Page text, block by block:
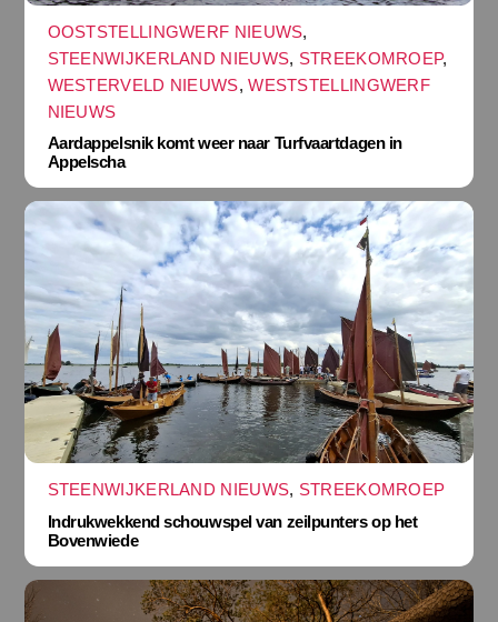
OOSTSTELLINGWERF NIEUWS,
STEENWIJKERLAND NIEUWS, STREEKOMROEP,
WESTERVELD NIEUWS,WESTSTELLINGWERF
NIEUWS
Aardappelsnik komt weer naar Turfvaartdagen in
Appelscha
STEENWIJKERLAND NIEUWS, STREEKOMROEP
Indrukwekkend schouwspel van zeilpunters op het
Bovenwiede